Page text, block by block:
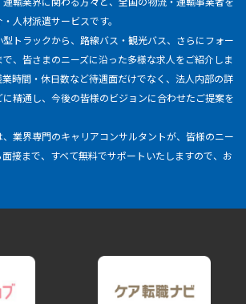
人材派遣サービスです。
トラックから、路線バス・観光バス、さらにフォー
、皆さまのニーズに沿った多様な求人をご紹介しま
時間・休日数など待遇面だけでなく、法人内部の詳
に精通し、今後の皆様のビジョンに合わせたご提案を
、業界専門のキャリアコンサルタントが、皆様のニー
接まで、すべて無料でサポートいたしますので、お